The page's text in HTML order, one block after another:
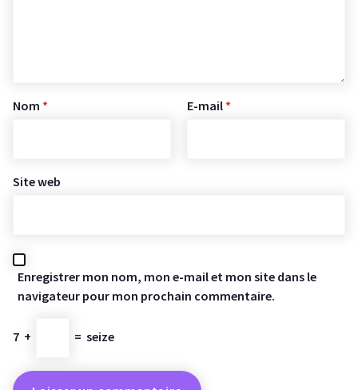
Nom * E-mail *
Site web
Enregistrer mon nom, mon e-mail et mon site dans le
navigateur pour mon prochain commentaire.
7 + = seize